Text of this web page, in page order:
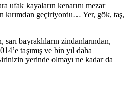
ufak kayaların kenarını mezar
kırımdan geçiriyordu… Yer, gök, taş,
bayraklıların zindanlarından,
taşımış ve bin yıl daha
yerinde olmayı ne kadar da